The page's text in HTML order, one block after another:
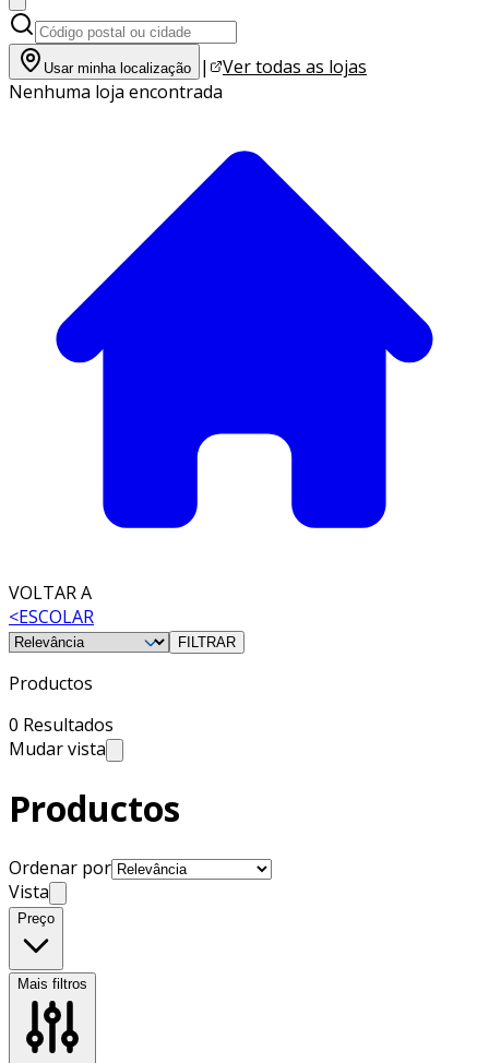
Usar minha localização |
Ver todas as lojas
Nenhuma loja encontrada
VOLTAR A
<ESCOLAR
FILTRAR
Productos
0 Resultados
Mudar vista
Productos
Ordenar por
Vista
Preço
Mais filtros